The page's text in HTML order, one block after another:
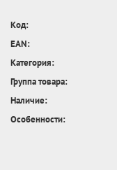
Код:
EAN:
Категория:
Группа товара:
Наличие:
Особенности: